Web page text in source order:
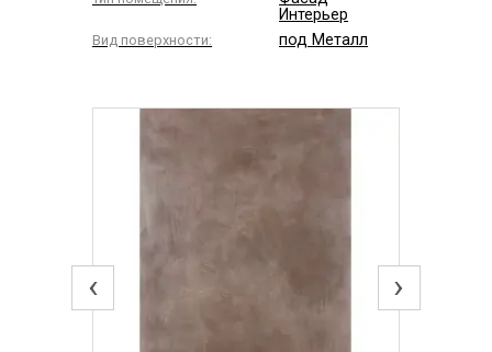
Интерьер
Вид поверхности: под Металл
‹ ›